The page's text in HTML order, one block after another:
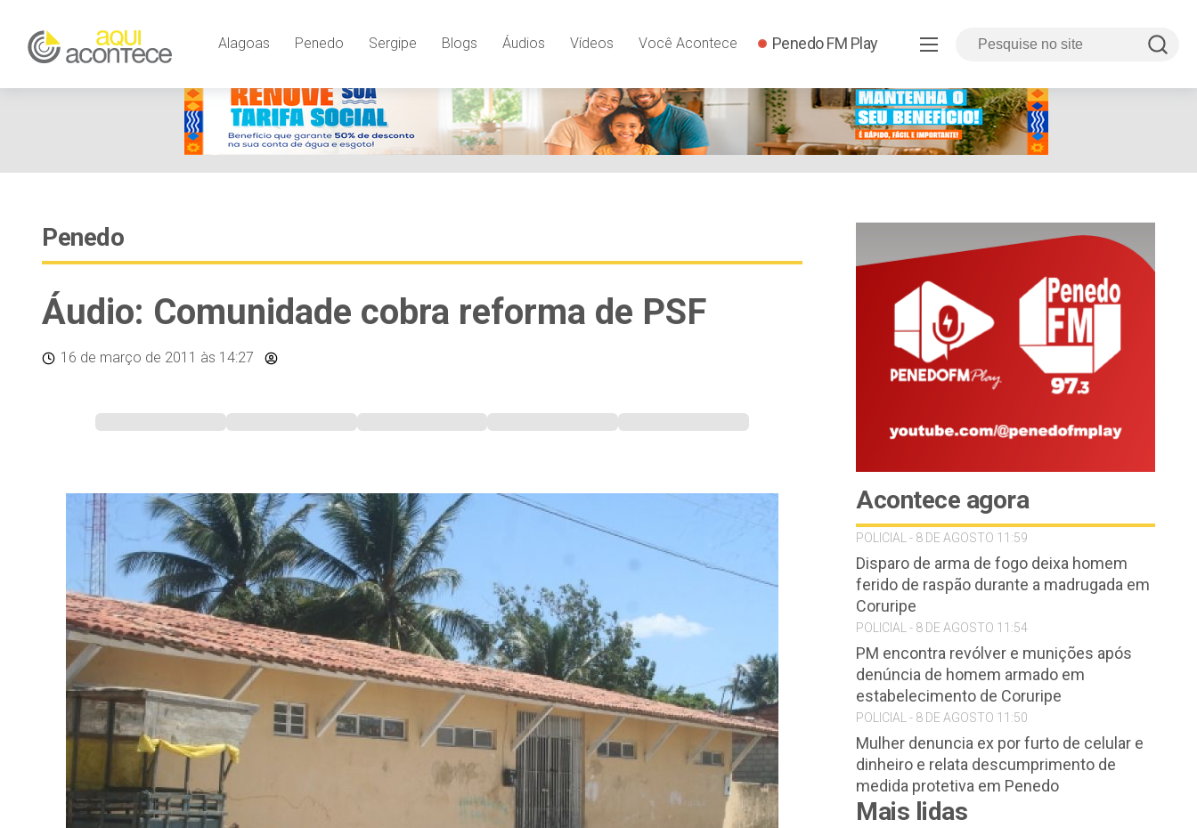
Alagoas Penedo Sergipe Blogs Áudios Vídeos Você Acontece Penedo FM Play
Penedo
Áudio: Comunidade cobra reforma de PSF
16 de março de 2011 às 14:27
Acontece agora
POLICIAL - 8 DE AGOSTO 11:59
Disparo de arma de fogo deixa homem
ferido de raspão durante a madrugada em
Coruripe
POLICIAL - 8 DE AGOSTO 11:54
PM encontra revólver e munições após
denúncia de homem armado em
estabelecimento de Coruripe
POLICIAL - 8 DE AGOSTO 11:50
Mulher denuncia ex por furto de celular e
dinheiro e relata descumprimento de
medida protetiva em Penedo
Mais lidas